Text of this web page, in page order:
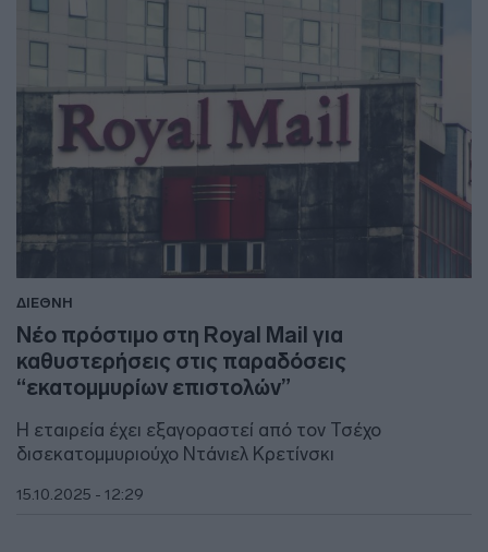
ΔΙΕΘΝΗ
Νέο πρόστιμο στη Royal Mail για
καθυστερήσεις στις παραδόσεις
“εκατομμυρίων επιστολών”
Η εταιρεία έχει εξαγοραστεί από τον Τσέχο
δισεκατομμυριούχο Ντάνιελ Κρετίνσκι
15.10.2025 - 12:29